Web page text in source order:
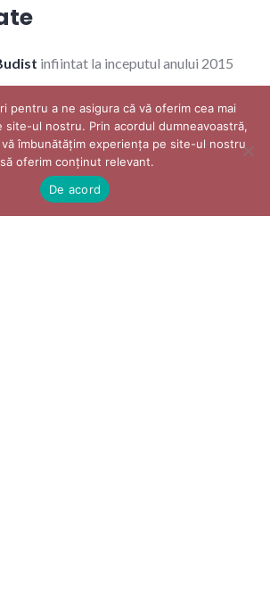
infiintat la inceputul anului 2015
comunitate
pentru a ne asigura că vă oferim cea mai
site-ul nostru. Prin acordul dumneavoastră,
îmbunătățim experiența pe site-ul nostru
oferim conținut relevant.
De acord